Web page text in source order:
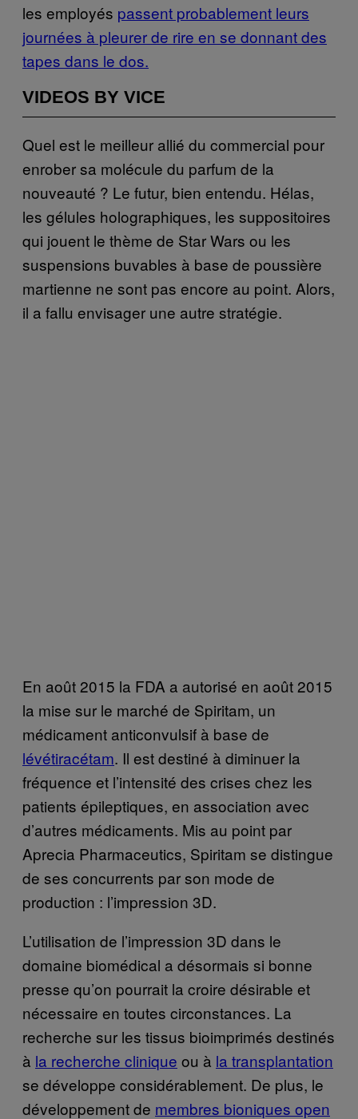
les employés passent probablement leurs
journées à pleurer de rire en se donnant des
tapes dans le dos.
VIDEOS BY VICE
Quel est le meilleur allié du commercial pour
enrober sa molécule du parfum de la
nouveauté ? Le futur, bien entendu. Hélas,
les gélules holographiques, les suppositoires
qui jouent le thème de Star Wars ou les
suspensions buvables à base de poussière
martienne ne sont pas encore au point. Alors,
il a fallu envisager une autre stratégie.
En août 2015 la FDA a autorisé en août 2015
la mise sur le marché de Spiritam, un
médicament anticonvulsif à base de
lévétiracétam. Il est destiné à diminuer la
fréquence et l’intensité des crises chez les
patients épileptiques, en association avec
d’autres médicaments. Mis au point par
Aprecia Pharmaceutics, Spiritam se distingue
de ses concurrents par son mode de
production : l’impression 3D.
L’utilisation de l’impression 3D dans le
domaine biomédical a désormais si bonne
presse qu’on pourrait la croire désirable et
nécessaire en toutes circonstances. La
recherche sur les tissus bioimprimés destinés
à la recherche clinique ou à la transplantation
se développe considérablement. De plus, le
développement de membres bioniques open